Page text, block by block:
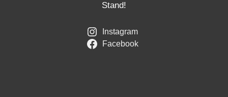
Stand!
Instagram
Facebook